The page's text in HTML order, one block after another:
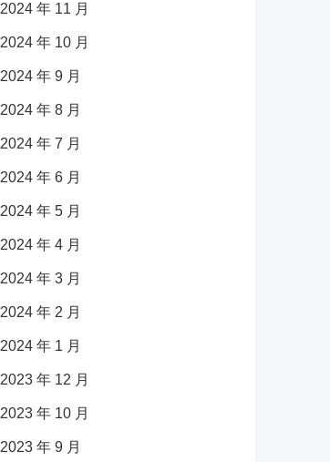
2024 年 11 月
2024 年 10 月
2024 年 9 月
2024 年 8 月
2024 年 7 月
2024 年 6 月
2024 年 5 月
2024 年 4 月
2024 年 3 月
2024 年 2 月
2024 年 1 月
2023 年 12 月
2023 年 10 月
2023 年 9 月